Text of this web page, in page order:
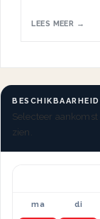
BESCHIKBAARHEID
Selecteer
zien.
ma di
LEES MEER →